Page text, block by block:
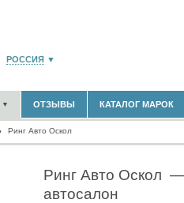
РОССИЯ ▼
САНКТ-ПЕТЕРБУРГ И ОБЛАСТЬ(14304)
КРАСНОДАРСКИЙ КРАЙ
СЕВАСТОПОЛЬ (11)
▼
ДИЛЕРЫ(1347)
ОТЗЫВЫ КАТАЛОГ МАРОК
Ринг Авто Оскол
Ринг Авто Оскол —
автосалон